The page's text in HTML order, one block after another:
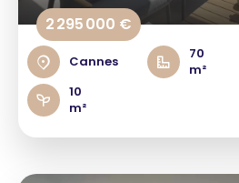
2 295 000 €
Cannes
70
m²
10
m²